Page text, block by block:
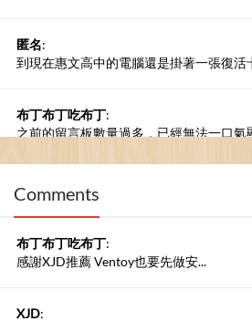
匿名:
到現在惠文高中的電腦還是掛著一張復活
布丁布丁吃布丁:
之前的留言板數量過多，已經無法一口氣
Comments
布丁布丁吃布丁:
感謝XJD推薦 Ventoy也要先做安...
XJD: